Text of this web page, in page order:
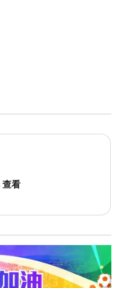
看